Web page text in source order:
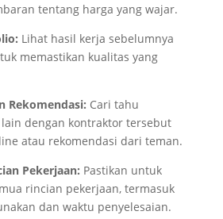
tentang harga yang wajar.
Lihat hasil kerja sebelumnya
memastikan kualitas yang
Rekomendasi: Cari tahu
dengan kontraktor tersebut
atau rekomendasi dari teman.
Pekerjaan: Pastikan untuk
rincian pekerjaan, termasuk
dan waktu penyelesaian.